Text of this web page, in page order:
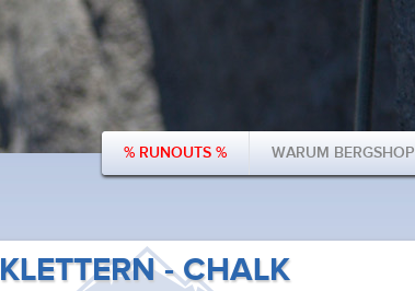
% RUNOUTS % WARUM BERGSHOP
KLETTERN - CHALK